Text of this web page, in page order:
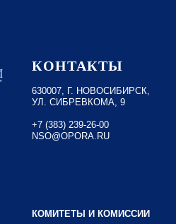
КОНТАКТЫ
630007, Г. НОВОСИБИРСК,
УЛ. СИБРЕВКОМА, 9
+7 (383) 239-26-00
NSO@OPORA.RU
КОМИТЕТЫ И КОМИССИИ